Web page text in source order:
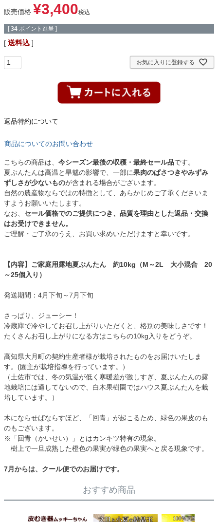
販売価格 ¥3,400税込
[ 34 ポイント進呈 ]
送料込
お気に入りに登録する
返品特約について
商品についてのお問い合わせ
こちらの商品は、 今シーズン最後の収穫・最終セール品です。
夏ぶんたんは高温と旱魃の影響で、一部に果肉のぱさつきやみずみ
ずしさが少ないものが含まれる場合がございます。
自然の農産物ならではの特徴として、あらかじめご了承くださいま
すようお願いいたします。
なお、 セール価格でのご提供につき、品質を理由とした返品・交換
はお受けできません。
ご理解・ご了承のうえ、お買い求めいただけますと幸いです。
【内容】ご家庭用露地夏ぶんたん 約10kg（M～2L 大小混合 20
～25個入り）
発送期間：4月下旬～7月下旬
さっぱり、ジューシー！
冷蔵庫で冷やしてお召し上がりいただくと、格別の美味しさです！
たくさんお召し上がりになる方はこちらの10kg入りをどうぞ。
高知県大月町の契約生産者様が栽培されたものをお届けいたしま
す。(園主が栽培指導を行っています。）
（土佐市では、冬の気温が低く寒暖差が激しすぎ、夏ぶんたんの露
地栽培には適してないので、白木果樹園ではハウス夏ぶんたんを栽
培しています。）
木にならせばならすほど、「回青」が起こるため、緑色の果皮のも
のもございます。
※「回青（かいせい）」とはカンキツ特有の現象。
樹上で一旦成熟した橙色の果実が緑色の果実へと戻る現象です。
7月からは、クール便でのお届けです。
おすすめ商品